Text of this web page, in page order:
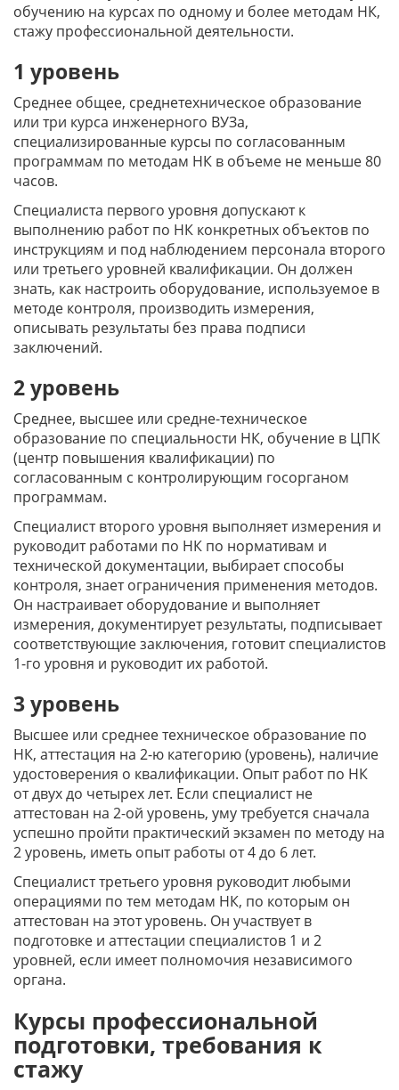
обучению на курсах по одному и более методам НК,
стажу профессиональной деятельности.
1 уровень
Среднее общее, среднетехническое образование
или три курса инженерного ВУЗа,
специализированные курсы по согласованным
программам по методам НК в объеме не меньше 80
часов.
Специалиста первого уровня допускают к
выполнению работ по НК конкретных объектов по
инструкциям и под наблюдением персонала второго
или третьего уровней квалификации. Он должен
знать, как настроить оборудование, используемое в
методе контроля, производить измерения,
описывать результаты без права подписи
заключений.
2 уровень
Среднее, высшее или средне-техническое
образование по специальности НК, обучение в ЦПК
(центр повышения квалификации) по
согласованным с контролирующим госорганом
программам.
Специалист второго уровня выполняет измерения и
руководит работами по НК по нормативам и
технической документации, выбирает способы
контроля, знает ограничения применения методов.
Он настраивает оборудование и выполняет
измерения, документирует результаты, подписывает
соответствующие заключения, готовит специалистов
1-го уровня и руководит их работой.
3 уровень
Высшее или среднее техническое образование по
НК, аттестация на 2-ю категорию (уровень), наличие
удостоверения о квалификации. Опыт работ по НК
от двух до четырех лет. Если специалист не
аттестован на 2-ой уровень, уму требуется сначала
успешно пройти практический экзамен по методу на
2 уровень, иметь опыт работы от 4 до 6 лет.
Специалист третьего уровня руководит любыми
операциями по тем методам НК, по которым он
аттестован на этот уровень. Он участвует в
подготовке и аттестации специалистов 1 и 2
уровней, если имеет полномочия независимого
органа.
Курсы профессиональной
подготовки, требования к
стажу